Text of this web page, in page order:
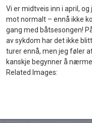
Vi er midtveis inn i april, og
mot normalt – ennå ikke
gang med båtsesongen!
av sykdom har det ikke
turer ennå, men jeg føler
kanskje begynner å
Related Images: